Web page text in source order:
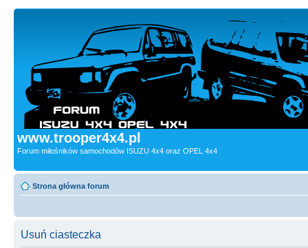
www.trooper4x4.pl
Forum miłośników samochodów ISUZU 4x4 oraz OPEL 4x4
Strona główna forum
Usuń ciasteczka